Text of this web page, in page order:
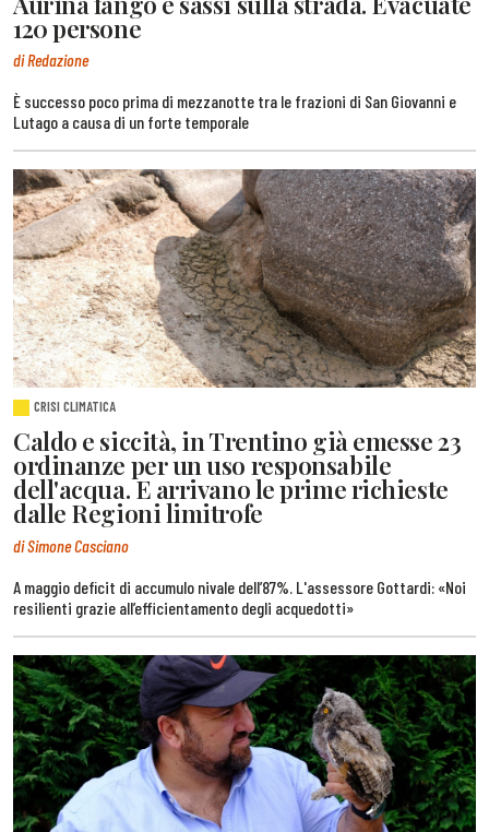
120 persone
di Redazione
È successo poco prima di mezzanotte tra le frazioni di San Giovanni e
Lutago a causa di un forte temporale
CRISI CLIMATICA
Caldo e siccità, in Trentino già emesse 23
ordinanze per un uso responsabile
dell'acqua. E arrivano le prime richieste
dalle Regioni limitrofe
di Simone Casciano
A maggio deficit di accumulo nivale dell’87%. L'assessore Gottardi: «Noi
resilienti grazie all’efficientamento degli acquedotti»